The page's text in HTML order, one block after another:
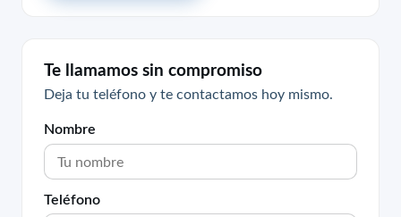
Te llamamos sin compromiso
Deja tu teléfono y te contactamos hoy mismo.
Nombre
Teléfono